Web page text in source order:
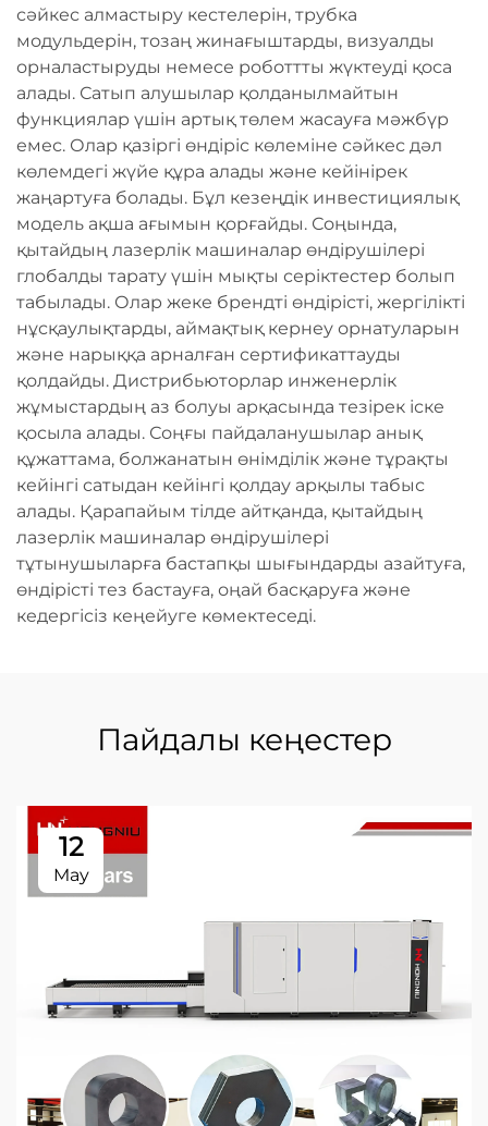
сәйкес алмастыру кестелерін, трубка
модульдерін, тозаң жинағыштарды, визуалды
орналастыруды немесе роботтты жүктеуді қоса
алады. Сатып алушылар қолданылмайтын
функциялар үшін артық төлем жасауға мәжбүр
емес. Олар қазіргі өндіріс көлеміне сәйкес дәл
көлемдегі жүйе құра алады және кейінірек
жаңартуға болады. Бұл кезеңдік инвестициялық
модель ақша ағымын қорғайды. Соңында,
қытайдың лазерлік машиналар өндірушілері
глобалды тарату үшін мықты серіктестер болып
табылады. Олар жеке брендті өндірісті, жергілікті
нұсқаулықтарды, аймақтық кернеу орнатуларын
және нарыққа арналған сертификаттауды
қолдайды. Дистрибьюторлар инженерлік
жұмыстардың аз болуы арқасында тезірек іске
қосыла алады. Соңғы пайдаланушылар анық
құжаттама, болжанатын өнімділік және тұрақты
кейінгі сатыдан кейінгі қолдау арқылы табыс
алады. Қарапайым тілде айтқанда, қытайдың
лазерлік машиналар өндірушілері
тұтынушыларға бастапқы шығындарды азайтуға,
өндірісті тез бастауға, оңай басқаруға және
кедергісіз кеңейуге көмектеседі.
Пайдалы кеңестер
12
May